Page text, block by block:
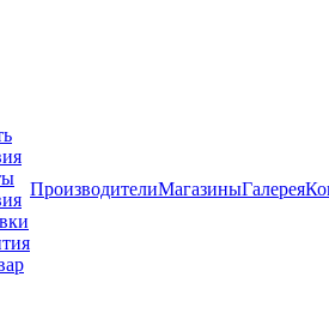
ПроизводителиМагазиныГалерея